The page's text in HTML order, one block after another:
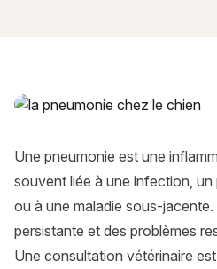
Pneumonie chien : causes,
Une pneumonie est une
souvent liée à une infection,
ou à une maladie sous-
persistante et des problèmes
Une consultation vétérinaire